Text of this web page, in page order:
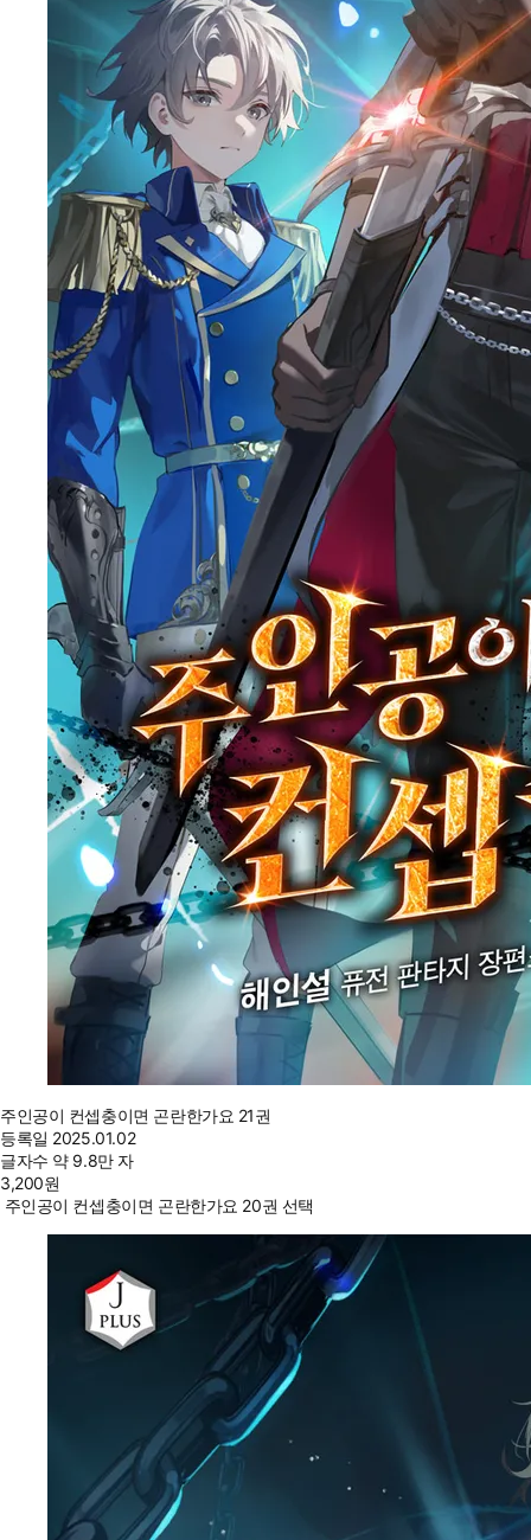
주인공이 컨셉충이면 곤란한가요 21권
등록일 2025.01.02
글자수 약 9.8만 자
3,200원
주인공이 컨셉충이면 곤란한가요 20권 선택